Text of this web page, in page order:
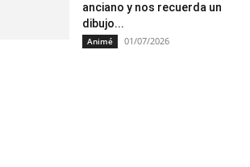
anciano y nos recuerda un
dibujo...
Animé 01/07/2026